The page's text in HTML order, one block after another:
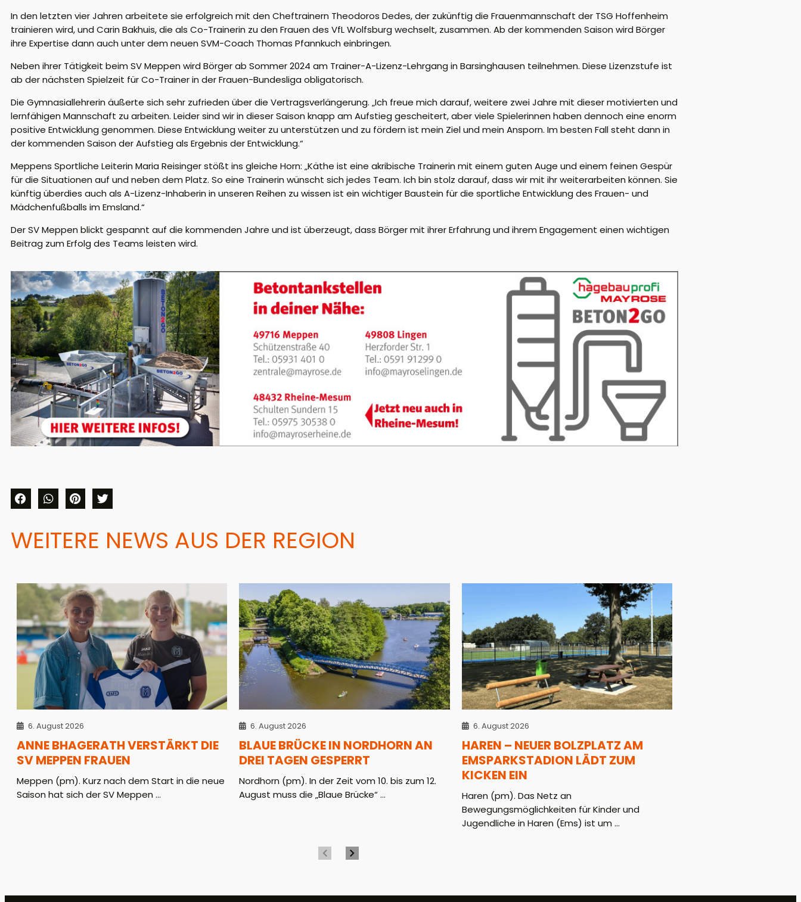
In den letzten vier Jahren arbeitete sie erfolgreich mit den Cheftrainern Theodoros Dedes, der zukünftig die Frauenmannschaft der TSG Hoffenheim
trainieren wird, und Carin Bakhuis, die als Co-Trainerin zu den Frauen des VfL Wolfsburg wechselt, zusammen. Ab der kommenden Saison wird Börger
ihre Expertise dann auch unter dem neuen SVM-Coach Thomas Pfannkuch einbringen.
Neben ihrer Tätigkeit beim SV Meppen wird Börger ab Sommer 2024 am Trainer-A-Lizenz-Lehrgang in Barsinghausen teilnehmen. Diese Lizenzstufe ist
ab der nächsten Spielzeit für Co-Trainer in der Frauen-Bundesliga obligatorisch.
Die Gymnasiallehrerin äußerte sich sehr zufrieden über die Vertragsverlängerung. „Ich freue mich darauf, weitere zwei Jahre mit dieser motivierten und
lernfähigen Mannschaft zu arbeiten. Leider sind wir in dieser Saison knapp am Aufstieg gescheitert, aber viele Spielerinnen haben dennoch eine enorm
positive Entwicklung genommen. Diese Entwicklung weiter zu unterstützen und zu fördern ist mein Ziel und mein Ansporn. Im besten Fall steht dann in
der kommenden Saison der Aufstieg als Ergebnis der Entwicklung.“
Meppens Sportliche Leiterin Maria Reisinger stößt ins gleiche Horn: „Käthe ist eine akribische Trainerin mit einem guten Auge und einem feinen Gespür
für die Situationen auf und neben dem Platz. So eine Trainerin wünscht sich jedes Team. Ich bin stolz darauf, dass wir mit ihr weiterarbeiten können. Sie
künftig überdies auch als A-Lizenz-Inhaberin in unseren Reihen zu wissen ist ein wichtiger Baustein für die sportliche Entwicklung des Frauen- und
Mädchenfußballs im Emsland.“
Der SV Meppen blickt gespannt auf die kommenden Jahre und ist überzeugt, dass Börger mit ihrer Erfahrung und ihrem Engagement einen wichtigen
Beitrag zum Erfolg des Teams leisten wird.
WEITERE NEWS AUS DER REGION
6. August 2026
ANNE BHAGERATH VERSTÄRKT DIE
SV MEPPEN FRAUEN
Meppen (pm). Kurz nach dem Start in die neue
Saison hat sich der SV Meppen ...
6. August 2026
BLAUE BRÜCKE IN NORDHORN AN
DREI TAGEN GESPERRT
Nordhorn (pm). In der Zeit vom 10. bis zum 12.
August muss die „Blaue Brücke“ ...
6. August 2026
HAREN – NEUER BOLZPLATZ AM
EMSPARKSTADION LÄDT ZUM
KICKEN EIN
Haren (pm). Das Netz an
Bewegungsmöglichkeiten für Kinder und
Jugendliche in Haren (Ems) ist um ...